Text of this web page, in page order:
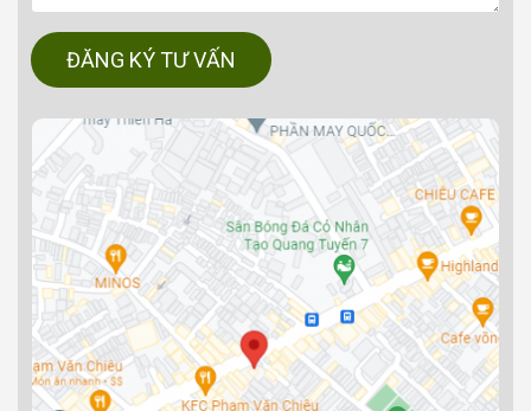
ĐĂNG KÝ TƯ VẤN